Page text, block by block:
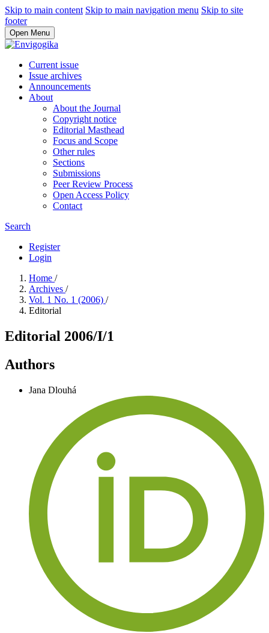
Skip to main content Skip to main navigation menu Skip to site
footer
Open Menu
Current issue
Issue archives
Announcements
About
About the Journal
Copyright notice
Editorial Masthead
Focus and Scope
Other rules
Sections
Submissions
Peer Review Process
Open Access Policy
Contact
Search
Register
Login
Home /
Archives /
Vol. 1 No. 1 (2006) /
Editorial
Editorial 2006/I/1
Authors
Jana Dlouhá